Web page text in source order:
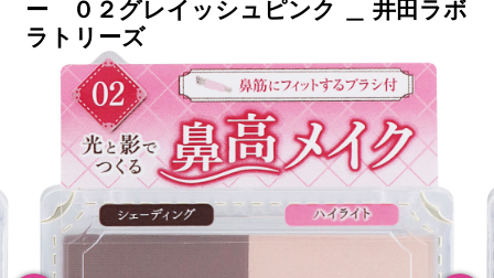
ー ０２グレイッシュピンク ＿ 井田ラボ
ラトリーズ